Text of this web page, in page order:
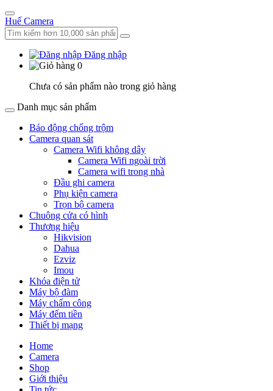
Huế Camera
Đăng nhập
0
Chưa có sản phẩm nào trong giỏ hàng
Danh mục sản phẩm
Báo động chống trộm
Camera quan sát
Camera Wifi không dây
Camera Wifi ngoài trời
Camera wifi trong nhà
Đầu ghi camera
Phụ kiện camera
Trọn bộ camera
Chuông cửa có hình
Thương hiệu
Hikvision
Dahua
Ezviz
Imou
Khóa điện tử
Máy bộ đàm
Máy chấm công
Máy đếm tiền
Thiết bị mạng
Home
Camera
Shop
Giới thiệu